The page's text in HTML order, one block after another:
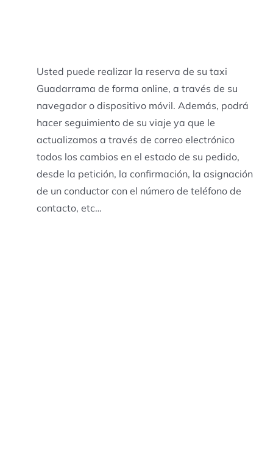
Usted puede realizar la reserva de su taxi
Guadarrama de forma online, a través de su
navegador o dispositivo móvil. Además, podrá
hacer seguimiento de su viaje ya que le
actualizamos a través de correo electrónico
todos los cambios en el estado de su pedido,
desde la petición, la confirmación, la asignación
de un conductor con el número de teléfono de
contacto, etc…